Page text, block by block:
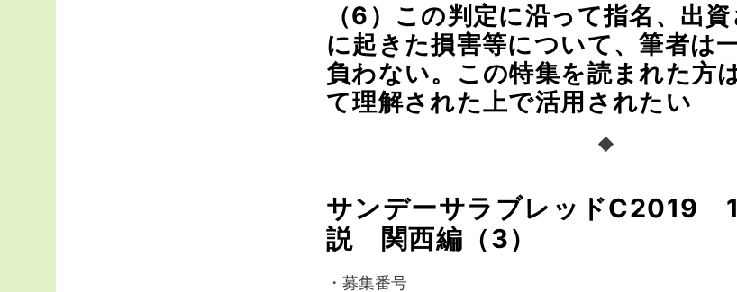
（6）この判定に沿って指名、出
に起きた損害等について、筆者は
負わない。この特集を読まれた方
て理解された上で活用されたい
◆
サンデーサラブレッドC2019
説 関西編（3）
・募集番号